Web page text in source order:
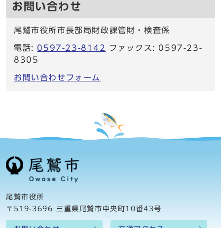
お問い合わせ
尾鷲市役所市長部局財政課管財・検査係
電話: 0597-23-8142
ファックス: 0597-23-
8305
お問い合わせフォーム
尾鷲市役所
〒519-3696 三重県尾鷲市中央町10番43号